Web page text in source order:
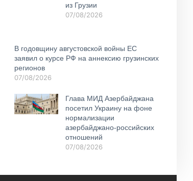
из Грузии
07/08/2026
В годовщину августовской войны ЕС
заявил о курсе РФ на аннексию грузинских
регионов
07/08/2026
Глава МИД Азербайджана
посетил Украину на фоне
нормализации
азербайджано-российских
отношений
07/08/2026